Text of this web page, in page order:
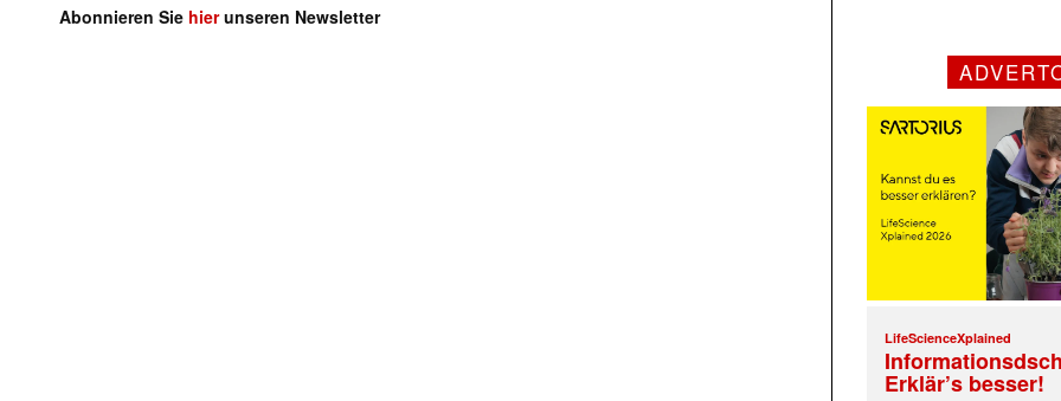
Abonnieren Sie hierunseren Newsletter
LifeScienceXplained
Erklär’s besser!